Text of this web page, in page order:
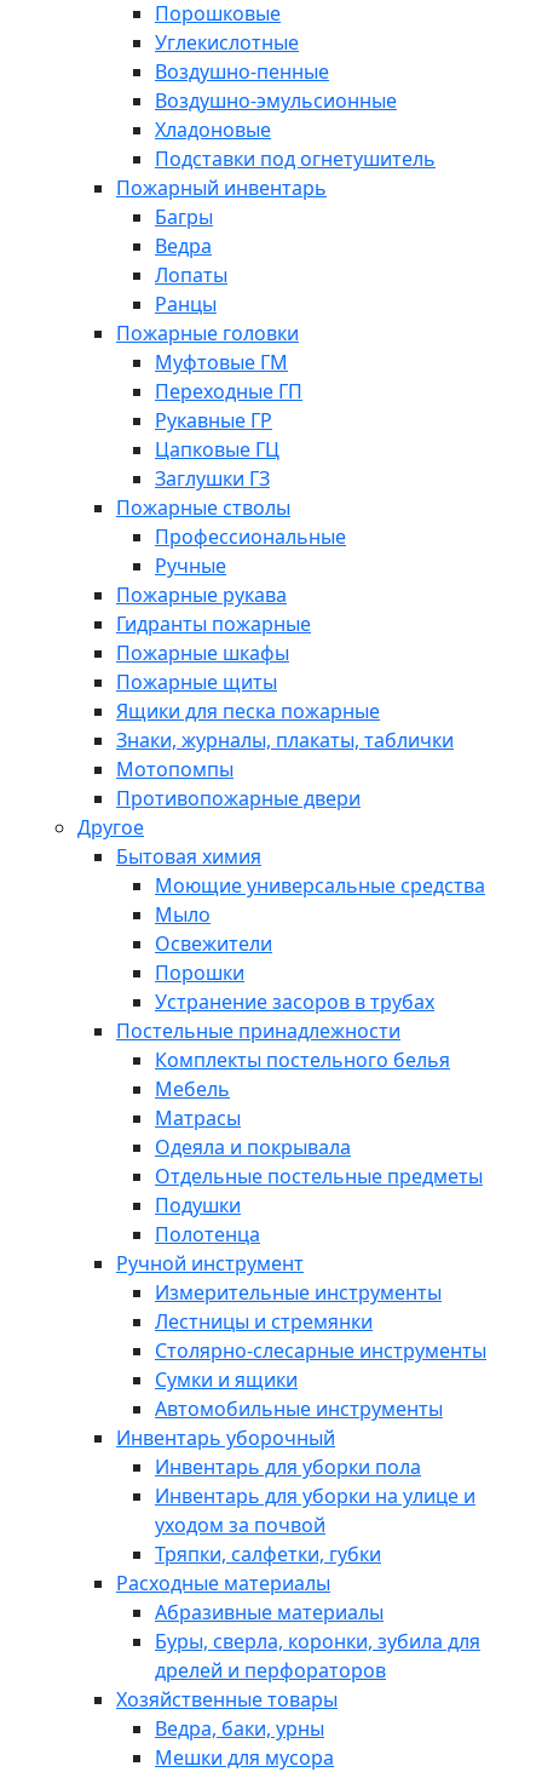
Порошковые
Углекислотные
Воздушно-пенные
Воздушно-эмульсионные
Хладоновые
Подставки под огнетушитель
Пожарный инвентарь
Багры
Ведра
Лопаты
Ранцы
Пожарные головки
Муфтовые ГМ
Переходные ГП
Рукавные ГР
Цапковые ГЦ
Заглушки ГЗ
Пожарные стволы
Профессиональные
Ручные
Пожарные рукава
Гидранты пожарные
Пожарные шкафы
Пожарные щиты
Ящики для песка пожарные
Знаки, журналы, плакаты, таблички
Мотопомпы
Противопожарные двери
Другое
Бытовая химия
Моющие универсальные средства
Мыло
Освежители
Порошки
Устранение засоров в трубах
Постельные принадлежности
Комплекты постельного белья
Мебель
Матрасы
Одеяла и покрывала
Отдельные постельные предметы
Подушки
Полотенца
Ручной инструмент
Измерительные инструменты
Лестницы и стремянки
Столярно-слесарные инструменты
Сумки и ящики
Автомобильные инструменты
Инвентарь уборочный
Инвентарь для уборки пола
Инвентарь для уборки на улице и
уходом за почвой
Тряпки, салфетки, губки
Расходные материалы
Абразивные материалы
Буры, сверла, коронки, зубила для
дрелей и перфораторов
Хозяйственные товары
Ведра, баки, урны
Мешки для мусора